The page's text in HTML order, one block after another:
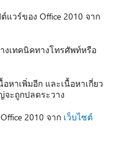
วร์ของ Office 2010 จาก
เทคนิคทางโทรศัพท์หรือ
หาเพิ่มอีก และเนื้อหาเกี่ยว
ะถูกปลดระวาง
2010 จาก เว็บไซต์